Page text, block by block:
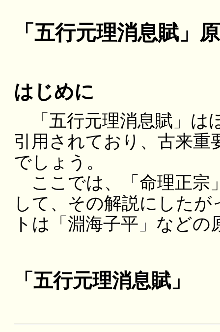
「五行元理消息賦」
はじめに
「五行元理消息賦」は
引用されており、古来
でしょう。
ここでは、「命理正宗
して、その解説にした
トは「淵海子平」など
「五行元理消息賦」